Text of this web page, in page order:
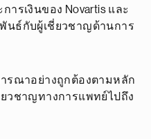
รเงินของ Novartis และ
นธ์กับผู้เชี่ยวชาญด้านการ
รณาอย่างถูกต้องตามหลัก
วชาญทางการแพทย์ไปถึง